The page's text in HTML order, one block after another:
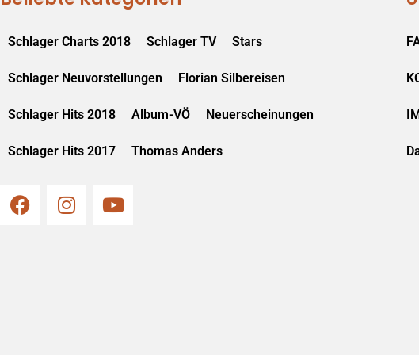
Schlager Charts 2018 Schlager TV Stars
Schlager Neuvorstellungen Florian Silbereisen
Schlager Hits 2018 Album-VÖ Neuerscheinungen
Schlager Hits 2017 Thomas Anders